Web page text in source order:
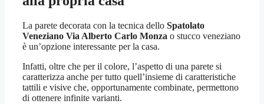
La parete decorata con la tecnica dello Spatolato
Veneziano Via Alberto Carlo Monza o stucco veneziano
è un’opzione interessante per la casa.
Infatti, oltre che per il colore, l’aspetto di una parete si
caratterizza anche per tutto quell’insieme di caratteristiche
tattili e visive che, opportunamente combinate, permettono
di ottenere infinite varianti.